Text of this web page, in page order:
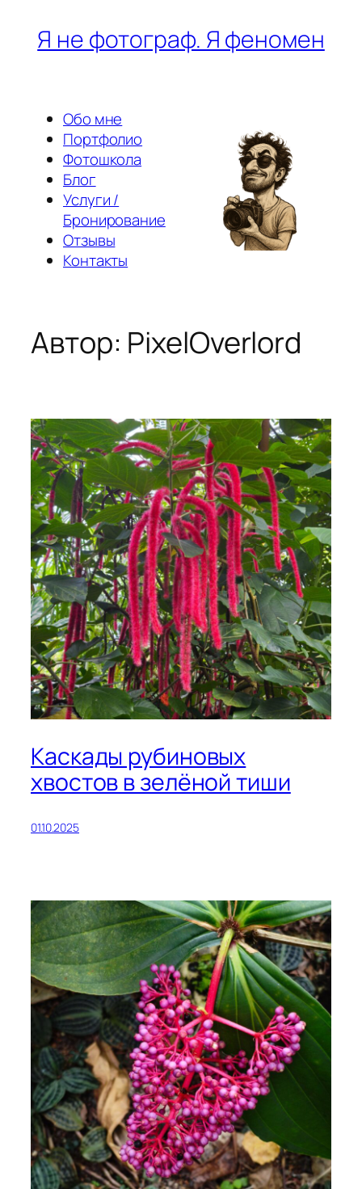
ПерейтиЯ не фотограф. Я феномен
Обо мне
Портфолио
Фотошкола
Блог
Услуги /
Бронирование
Отзывы
Контакты
Автор: PixelOverlord
Каскады рубиновых
хвостов в зелёной тиши
01.10.2025